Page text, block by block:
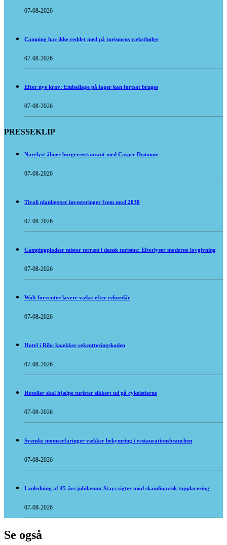
07-08-2026
Camping har ikke reddet med på turismens vækstbølge
07-08-2026
Efter nye krav: Emballage på lager kan fortsat bruges
07-08-2026
PRESSEKLIP
Norrlyst åbner burgerrestaurant med Casper Drømme
07-08-2026
Tivoli planlægger investeringer frem mod 2030
07-08-2026
Campingpladser mister terræn i dansk turisme: Efterlyser moderne lovgivning
07-08-2026
Wolt forventer lavere vækst efter rekordår
07-08-2026
Hotel i Ribe knækker rekrutteringskoden
07-08-2026
Hoteller skal hjælpe turister sikkert ud på cykelstierne
07-08-2026
Svenske momserfaringer vækker bekymring i restaurationsbranchen
07-08-2026
I anledning af 45-års jubilæum: Stays sigter mod skandinavisk topplacering
07-08-2026
Se også